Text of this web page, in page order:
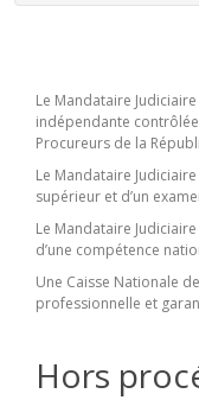
Le Mandataire
indépendante
Procureurs de la
Le Mandataire
supérieur et d’un
Le Mandataire
d’une compétence
Une Caisse Nationale
professionnelle et
Hors